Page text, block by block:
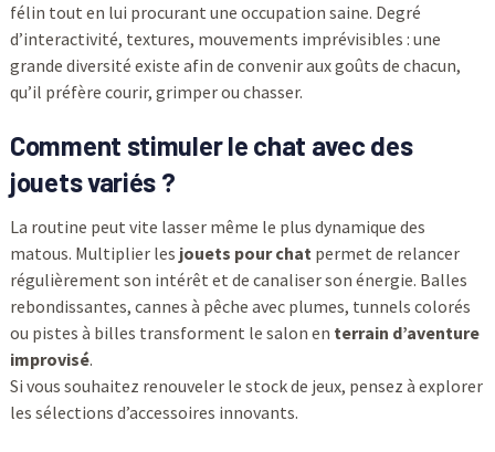
félin tout en lui procurant une occupation saine. Degré
d’interactivité, textures, mouvements imprévisibles : une
grande diversité existe afin de convenir aux goûts de chacun,
qu’il préfère courir, grimper ou chasser.
Comment stimuler le chat avec des
jouets variés ?
La routine peut vite lasser même le plus dynamique des
matous. Multiplier les jouets pour chatpermet de relancer
régulièrement son intérêt et de canaliser son énergie. Balles
rebondissantes, cannes à pêche avec plumes, tunnels colorés
ou pistes à billes transforment le salon en terrain d’aventure
improvisé.
Si vous souhaitez renouveler le stock de jeux, pensez à explorer
les sélections d’accessoires innovants.